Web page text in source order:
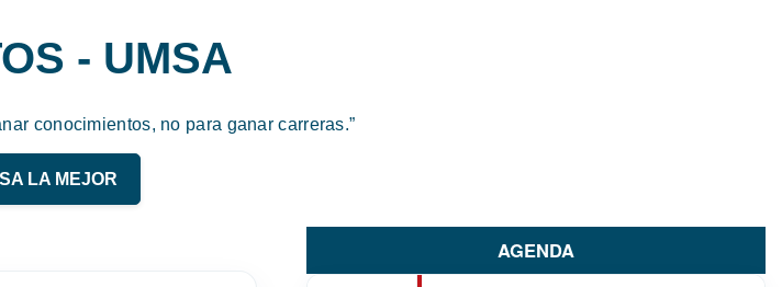
- UMSA
conocimientos, no para ganar carreras.”
LA MEJOR
AGENDA